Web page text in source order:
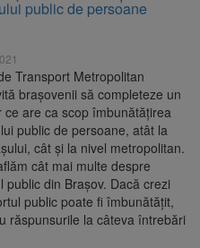
Andrew și
cauțiune în
de
în toată țara,
pentru
de unică
se aplică din 12
public de persoane
Transport Metropolitan
brașovenii să completeze un
ce are ca scop îmbunătățirea
public de persoane, atât la
cât și la nivel metropolitan.
cât mai multe despre
public din Brașov. Dacă crezi
public poate fi îmbunătățit,
răspunsurile la câteva întrebări